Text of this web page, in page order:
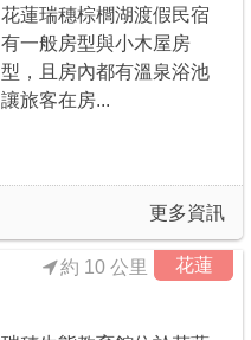
花蓮瑞穗棕櫚湖渡假民宿
有一般房型與小木屋房
型，且房內都有溫泉浴池
讓旅客在房...
更多資訊
花蓮
約 10 公里